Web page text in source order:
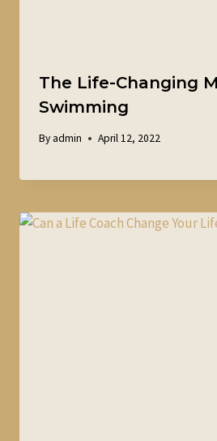
The Life-Changing
Swimming
Byadmin April 12, 2022